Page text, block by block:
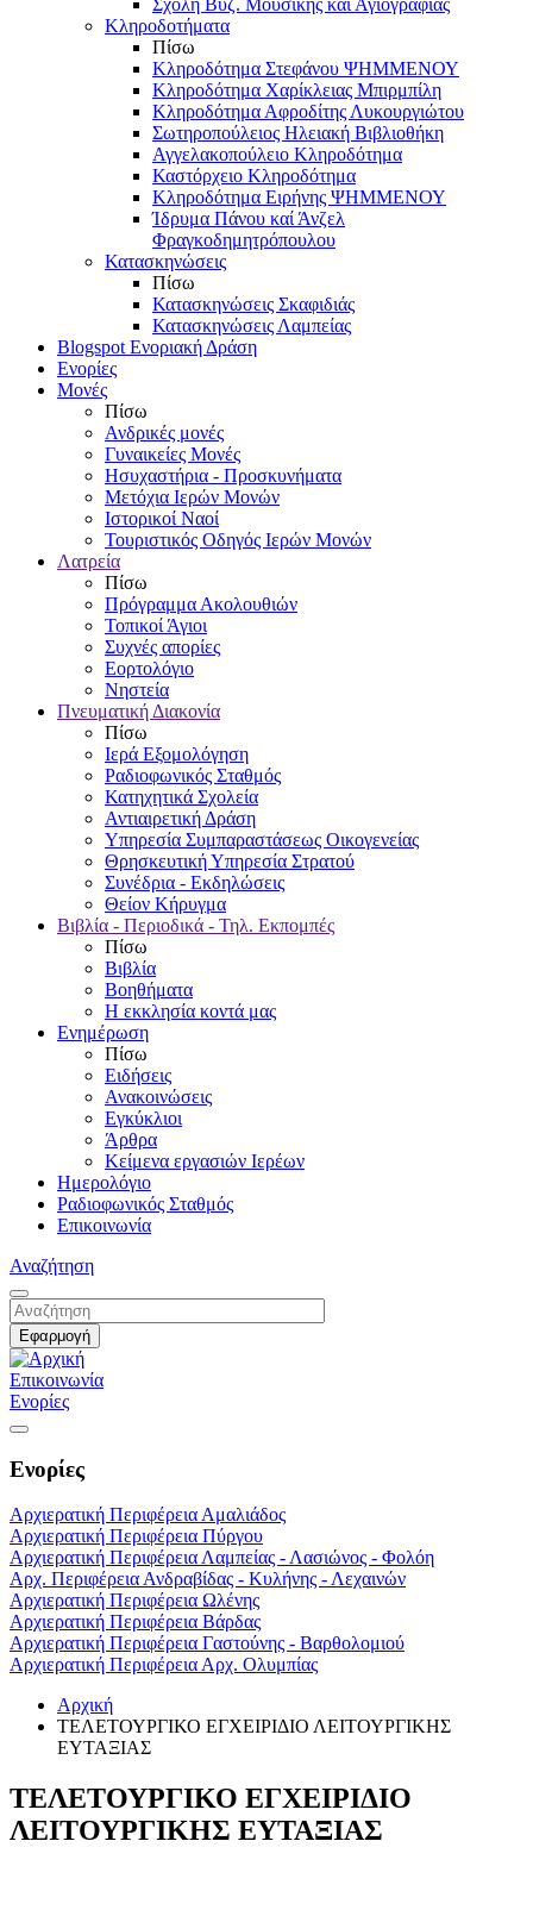
Κληροδοτήματα
Πίσω
Κληροδότημα Στεφάνου ΨΗΜΜΕΝΟΥ
Κληροδότημα Χαρίκλειας Μπιρμπίλη
Κληροδότημα Αφροδίτης Λυκουργιώτου
Σωτηροπούλειος Ηλειακή Βιβλιοθήκη
Αγγελακοπούλειο Κληροδότημα
Καστόρχειο Κληροδότημα
Κληροδότημα Ειρήνης ΨΗΜΜΕΝΟΥ
Ίδρυμα Πάνου καί Άνζελ
Φραγκοδημητρόπουλου
Κατασκηνώσεις
Πίσω
Κατασκηνώσεις Σκαφιδιάς
Κατασκηνώσεις Λαμπείας
Blogspot Ενοριακή Δράση
Ενορίες
Μονές
Πίσω
Ανδρικές μονές
Γυναικείες Μονές
Ησυχαστήρια - Προσκυνήματα
Μετόχια Ιερών Μονών
Ιστορικοί Ναοί
Τουριστικός Οδηγός Ιερών Μονών
Λατρεία
Πίσω
Πρόγραμμα Ακολουθιών
Τοπικοί Άγιοι
Συχνές απορίες
Εορτολόγιο
Νηστεία
Πνευματική Διακονία
Πίσω
Ιερά Εξομολόγηση
Ραδιοφωνικός Σταθμός
Κατηχητικά Σχολεία
Αντιαιρετική Δράση
Υπηρεσία Συμπαραστάσεως Οικογενείας
Θρησκευτική Υπηρεσία Στρατού
Συνέδρια - Εκδηλώσεις
Θείον Κήρυγμα
Βιβλία - Περιοδικά - Τηλ. Εκπομπές
Πίσω
Βιβλία
Βοηθήματα
Η εκκλησία κοντά μας
Ενημέρωση
Πίσω
Ειδήσεις
Ανακοινώσεις
Εγκύκλιοι
Άρθρα
Κείμενα εργασιών Ιερέων
Ημερολόγιο
Ραδιοφωνικός Σταθμός
Επικοινωνία
Αναζήτηση
Επικοινωνία
Ενορίες
Ενορίες
Αρχιερατική Περιφέρεια Αμαλιάδος
Αρχιερατική Περιφέρεια Πύργου
Αρχιερατική Περιφέρεια Λαμπείας - Λασιώνος - Φολόη
Αρχ. Περιφέρεια Ανδραβίδας - Κυλήνης - Λεχαινών
Αρχιερατική Περιφέρεια Ωλένης
Αρχιερατική Περιφέρεια Βάρδας
Αρχιερατική Περιφέρεια Γαστούνης - Βαρθολομιού
Αρχιερατική Περιφέρεια Αρχ. Ολυμπίας
Αρχική
ΤΕΛΕΤΟΥΡΓΙΚΟ ΕΓΧΕΙΡΙΔΙΟ ΛΕΙΤΟΥΡΓΙΚΗΣ
ΕΥΤΑΞΙΑΣ
ΤΕΛΕΤΟΥΡΓΙΚΟ ΕΓΧΕΙΡΙΔΙΟ
ΛΕΙΤΟΥΡΓΙΚΗΣ ΕΥΤΑΞΙΑΣ